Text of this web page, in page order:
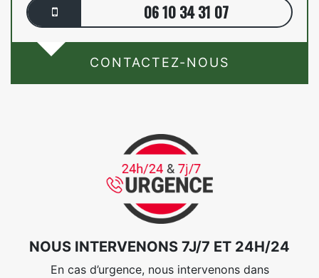
06 10 34 31 07
CONTACTEZ-NOUS
NOUS INTERVENONS 7J/7 ET 24H/24
En cas d’urgence, nous intervenons dans